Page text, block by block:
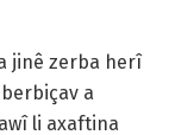
jinê zerba herî
a
li axaftina